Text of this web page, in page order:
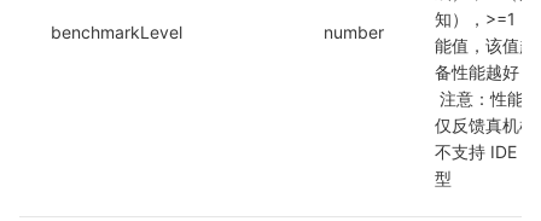
benchmarkLevel number
知），>=1（
能值，该值越
备性能越好）
仅反馈真机机
不支持 IDE
型